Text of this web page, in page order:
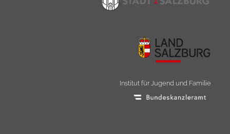
Institut für Jugend und Familie